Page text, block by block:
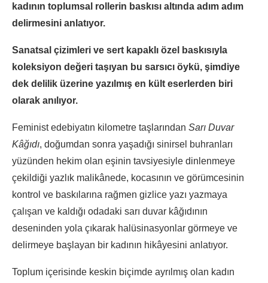
kadının toplumsal rollerin baskısı altında adım adım
delirmesini anlatıyor.
Sanatsal çizimleri ve sert kapaklı özel baskısıyla
koleksiyon değeri taşıyan bu sarsıcı öykü, şimdiye
dek delilik üzerine yazılmış en kült eserlerden biri
olarak anılıyor.
Feminist edebiyatın kilometre taşlarından Sarı Duvar
Kâğıdı, doğumdan sonra yaşadığı sinirsel buhranları
yüzünden hekim olan eşinin tavsiyesiyle dinlenmeye
çekildiği yazlık malikânede, kocasının ve görümcesinin
kontrol ve baskılarına rağmen gizlice yazı yazmaya
çalışan ve kaldığı odadaki sarı duvar kâğıdının
deseninden yola çıkarak halüsinasyonlar görmeye ve
delirmeye başlayan bir kadının hikâyesini anlatıyor.
Toplum içerisinde keskin biçimde ayrılmış olan kadın